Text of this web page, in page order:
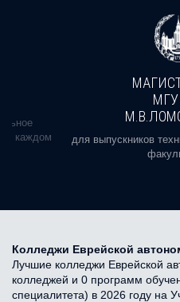
в каждом
МГУ
для выпускников
Колледжи Еврейской
Лучшие колледжи Еврейской
колледжей и 0 программ
специалитета) в 2026 году на